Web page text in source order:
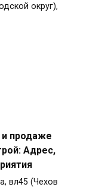
округ),
и продаже
Адрес,
вл45 (Чехов